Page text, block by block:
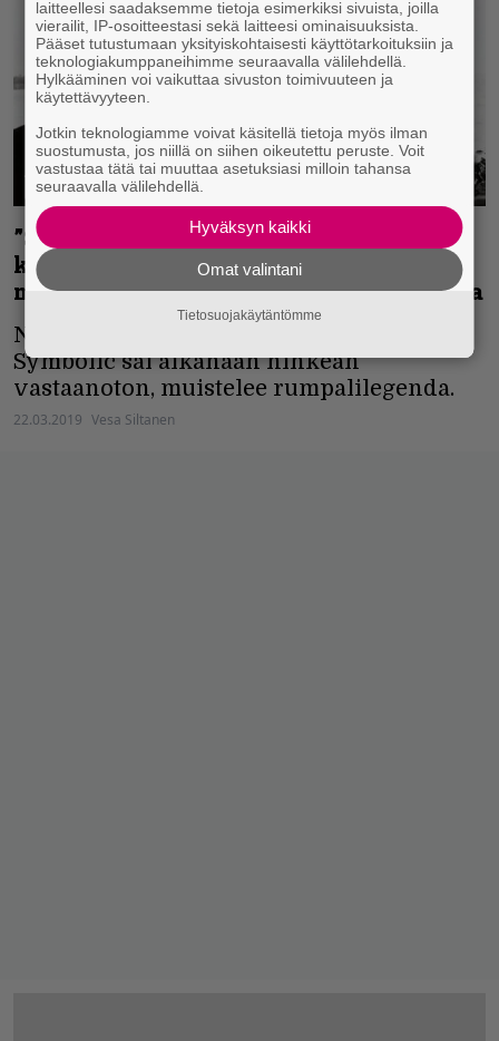
”Se taisi olla liian vaikea pala monille
kuulijoille” – Gene Hoglan muistelee
merkkipäivää viettänyttä Death-albumia
Nykyään klassikkostatusta nauttiva
Symbolic sai aikanaan nihkeän
vastaanoton, muistelee rumpalilegenda.
22.03.2019 Vesa Siltanen
laitteellesi saadaksemme tietoja esimerkiksi sivuista, joilla
vierailit, IP-osoitteestasi sekä laitteesi ominaisuuksista.
Pääset tutustumaan yksityiskohtaisesti käyttötarkoituksiin ja
teknologiakumppaneihimme seuraavalla välilehdellä.
Hylkääminen voi vaikuttaa sivuston toimivuuteen ja
käytettävyyteen.
Jotkin teknologiamme voivat käsitellä tietoja myös ilman
suostumusta, jos niillä on siihen oikeutettu peruste. Voit
vastustaa tätä tai muuttaa asetuksiasi milloin tahansa
seuraavalla välilehdellä.
Hyväksyn kaikki
Omat valintani
Tietosuojakäytäntömme